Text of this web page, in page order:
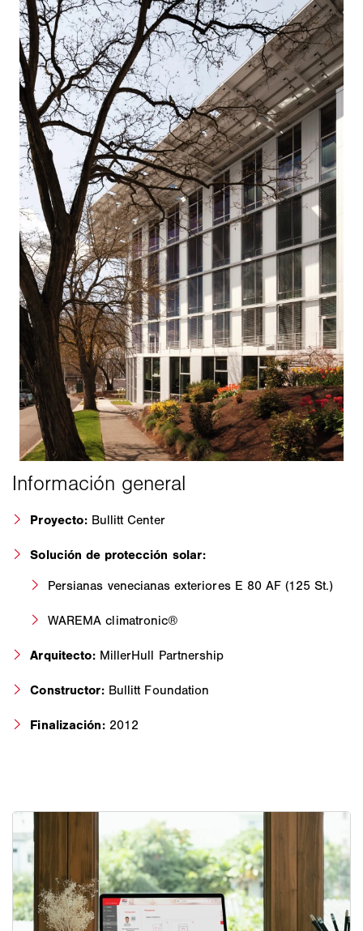
Proyecto: Bullitt Center
Solución de protección solar:
Persianas venecianas exteriores E 80 AF (125 St.)
WAREMA climatronic®
Arquitecto: MillerHull Partnership
Constructor: Bullitt Foundation
Finalización: 2012